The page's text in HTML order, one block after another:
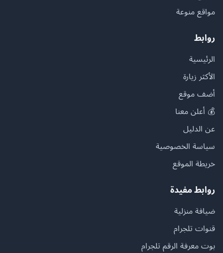
مواقع منوعة
روابط
الرئيسية
الأكثر زيارة
أضف موقع
💰 أعلن معنا
عن الدليل
سياسة الخصوصية
خريطة الموقع
روابط مفيدة
ضيافة منزلية
قنوات تلجرام
بوت معرفة الرقم تلجرام